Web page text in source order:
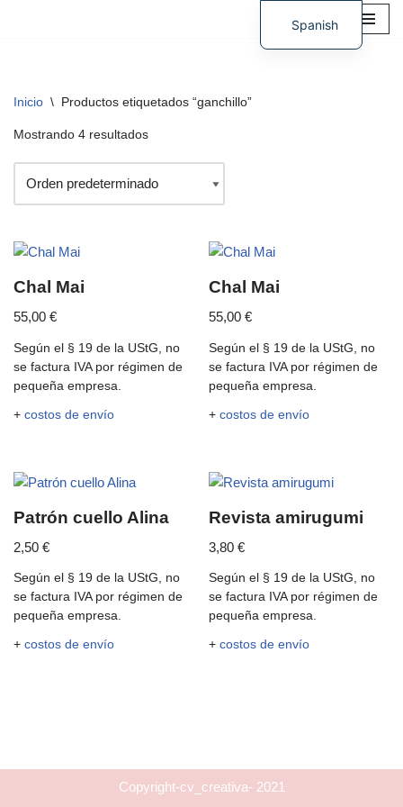
Inicio \ Productos etiquetados “ganchillo”
Mostrando 4 resultados
Chal Mai
55,00 €
Según el § 19 de la UStG, no
se factura IVA por régimen de
pequeña empresa.
+ costos de envío
Chal Mai
55,00€
Según el § 19 de la UStG, no
se factura IVA por régimen de
pequeña empresa.
+costos de envío
Patrón cuello Alina
2,50 €
Según el § 19 de la UStG, no
se factura IVA por régimen de
pequeña empresa.
+ costos de envío
Revista amirugumi
3,80€
Según el § 19 de la UStG, no
se factura IVA por régimen de
pequeña empresa.
+costos de envío
Copyright-cv_creativa- 2021
Spanish
German